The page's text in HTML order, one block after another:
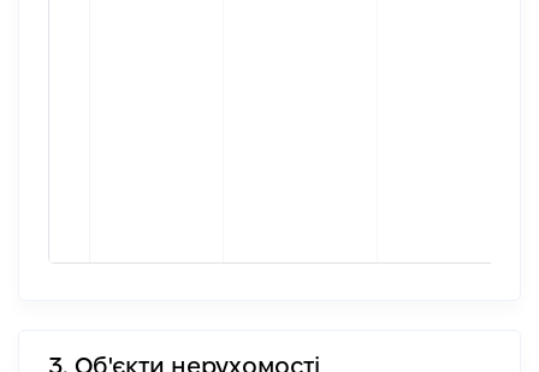
3. Об'єкти нерухомості